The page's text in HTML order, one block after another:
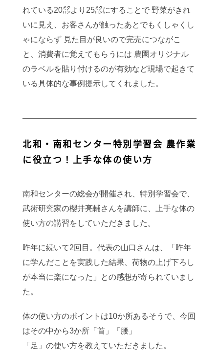
れている20㍈より25㍈にすることで 野菜がきれ
いに見え、お客さんが触ったあとでもくしゃくし
ゃにならず 見た目が良いので完売につながこ
と、消費者に覚えてもらうには 農園オリジナル
のラベルを貼り付けるのが有効など現場で起きて
いる具体的な事例提示してくれました。
北和・南和センター特別学習会 農作業
に役立つ！上手な体の使い方
南和センターの総会が開催され、特別学習会で、
武術研究家の櫻井亮輔さんを講師に、上手な体の
使い方の講習をしていただきました。
昨年に続いて2回目。代表の山口さんは、「昨年
に学んだことを実践した結果、荷物の上げ下ろし
が本当に楽になった」との感想が寄られていまし
た。
体の使い方のポイントは10か所あるそうで、今回
はその中から3か所「首」「腰」
「足」の使い方を教えていただきました。